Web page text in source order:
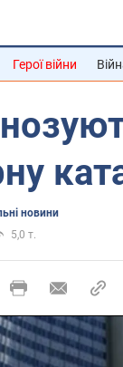
Герої війни
новини
5,0 т.